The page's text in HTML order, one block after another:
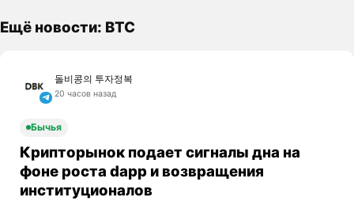
Ещё новости: BTC
돌비콩의 투자정복
20 часов назад
Бычья
Крипторынок подает сигналы дна на
фоне роста dapp и возвращения
институционалов